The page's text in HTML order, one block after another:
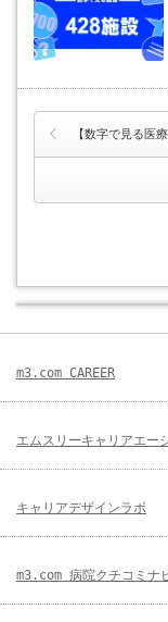
【数字で見る医
m3.com CAREER
エムスリーキャリアエー
キャリアデザインラボ
m3.com 病院クチコミナ